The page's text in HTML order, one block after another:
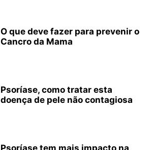
O que deve fazer para prevenir o
Cancro da Mama
Psoríase, como tratar esta
doença de pele não contagiosa
Psoríase tem mais impacto na